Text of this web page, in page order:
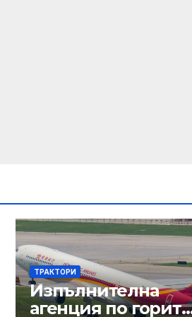
ТРАКТОРИ
Изпълнителна
агенция по горите